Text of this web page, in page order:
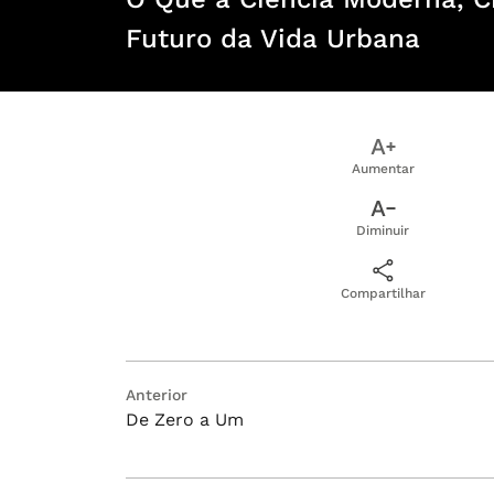
Futuro da Vida Urbana
Aumentar
Diminuir
Compartilhar
Navegação
Anterior
Post
anterior:
De Zero a Um